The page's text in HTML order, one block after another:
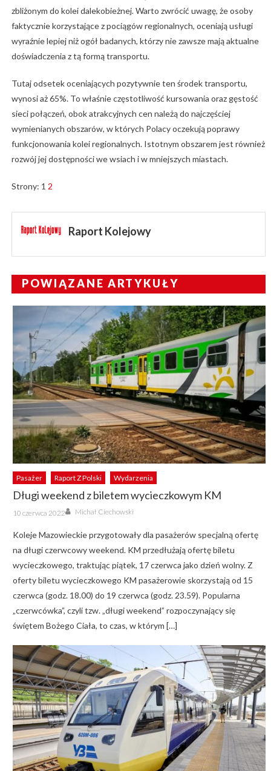
zbliżonym do kolei dalekobieżnej. Warto zwrócić uwagę, że osoby
faktycznie korzystające z pociągów regionalnych, oceniają usługi
wyraźnie lepiej niż ogół badanych, którzy nie zawsze mają aktualne
doświadczenia z tą formą transportu.
Tutaj odsetek oceniających pozytywnie ten środek transportu,
wynosi aż 65%. To właśnie częstotliwość kursowania oraz gęstość
sieci połączeń, obok atrakcyjnych cen należą do najczęściej
wymienianych obszarów, w których Polacy oczekują poprawy
funkcjonowania kolei regionalnych. Istotnym obszarem jest również
rozwój jej dostępności we wsiach i w mniejszych miastach.
Strony: 1 2
Raport Kolejowy
POWIĄZANE ARTYKUŁY
Pasażer Raport Z Polski Wydarzenia
Długi weekend z biletem wycieczkowym KM
Posted
on
10 czerwca 2022 Author
Michał Ciechowski
Koleje Mazowieckie przygotowały dla pasażerów specjalną ofertę
na długi czerwcowy weekend. KM przedłużają ofertę biletu
wycieczkowego, traktując piątek, 17 czerwca jako dzień wolny. Z
oferty biletu wycieczkowego KM pasażerowie skorzystają od 15
czerwca (godz. 18.00) do 19 czerwca (godz. 23.59). Popularna
„czerwcówka”, czyli tzw. „długi weekend” rozpoczynający się
świętem Bożego Ciała, to czas, w którym […]